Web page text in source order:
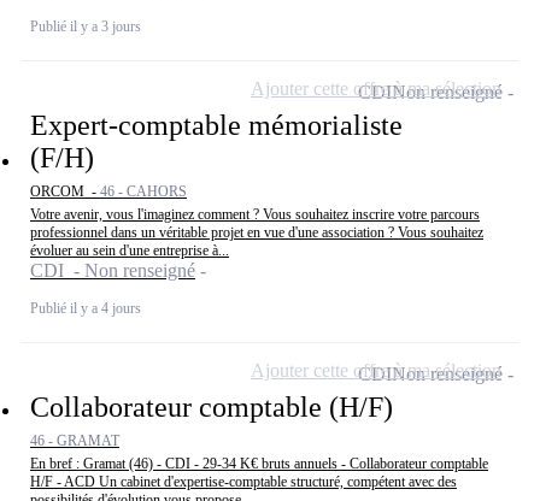
Publié il y a 3 jours
Expert-comptable mémorialiste
(F/H)
ORCOM - 46 - CAHORS
Votre avenir, vous l'imaginez comment ? Vous souhaitez inscrire votre parcours
professionnel dans un véritable projet en vue d'une association ? Vous souhaitez
évoluer au sein d'une entreprise à...
CDI - Non renseigné
Publié il y a 4 jours
CDINon renseigné
Ajouter cette offre à ma sélection
Collaborateur comptable (H/F)
46 - GRAMAT
En bref : Gramat (46) - CDI - 29-34 K€ bruts annuels - Collaborateur comptable
H/F - ACD Un cabinet d'expertise-comptable structuré, compétent avec des
CDINon renseigné
Ajouter cette offre à ma sélection